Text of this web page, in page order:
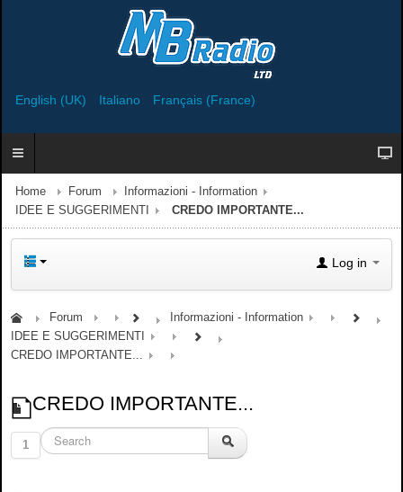
English (UK) Italiano Français (France)
Home Forum
Informazioni - Information
IDEE E SUGGERIMENTI
CREDO IMPORTANTE...
Log in
Forum
Informazioni - Information
IDEE E SUGGERIMENTI
CREDO IMPORTANTE...
CREDO IMPORTANTE...
1